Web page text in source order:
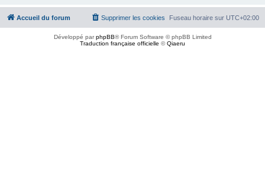
Accueil du forum Fuseau horaire sur UTC+02:00
Supprimer les cookies
Développé parphpBB® Forum Software © phpBB Limited
Traduction française officielle ©Qiaeru